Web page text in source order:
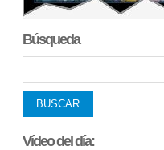
Búsqueda
Vídeo del día: